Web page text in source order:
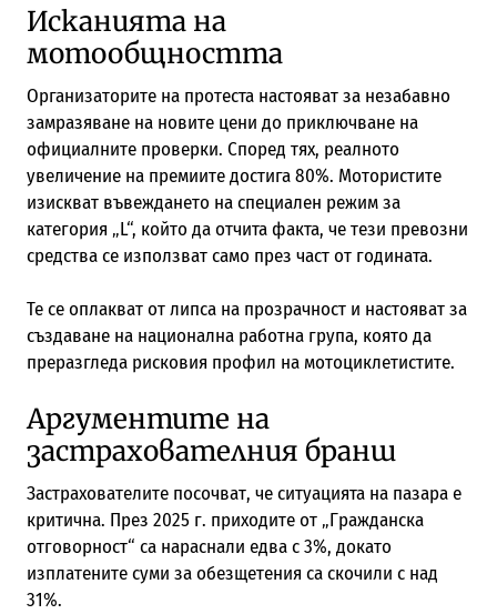
Исканията на
мотообщността
Организаторите на протеста настояват за незабавно
замразяване на новите цени до приключване на
официалните проверки. Според тях, реалното
увеличение на премиите достига 80%. Мотористите
изискват въвеждането на специален режим за
категория „L“, който да отчита факта, че тези превозни
средства се използват само през част от годината.
Те се оплакват от липса на прозрачност и настояват за
създаване на национална работна група, която да
преразгледа рисковия профил на мотоциклетистите.
Аргументите на
застрахователния бранш
Застрахователите посочват, че ситуацията на пазара е
критична. През 2025 г. приходите от „Гражданска
отговорност“ са нараснали едва с 3%, докато
изплатените суми за обезщетения са скочили с над
31%.